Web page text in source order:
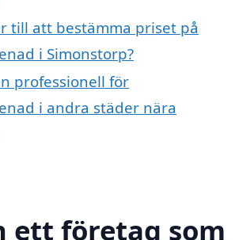
till att bestämma priset på
i Simonstorp?
professionell för
i andra städer nära
ett företag som